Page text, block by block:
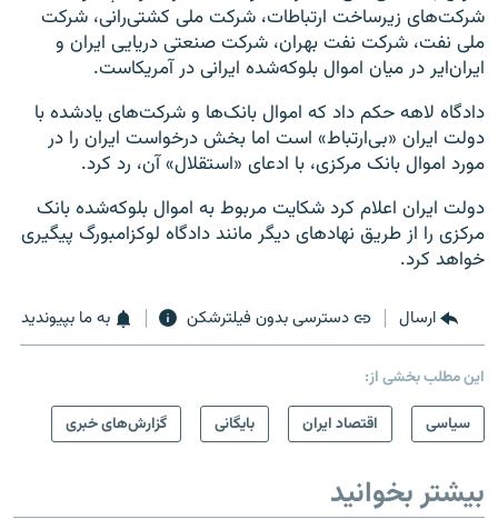
شرکت‌های زیرساخت ارتباطات، شرکت ملی کشتی‌رانی، شرکت
ملی نفت، شرکت نفت بهران، شرکت صنعتی دریایی ایران و
ایران‌ایر در میان اموال بلوکه‌شده ایرانی در آمریکاست.
دادگاه لاهه حکم داد که اموال بانک‌ها و شرکت‌های یادشده با
دولت ایران «بی‌ارتباط» است اما بخش درخواست ایران را در
مورد اموال بانک مرکزی، با ادعای «استقلال» آن، رد کرد.
دولت ایران اعلام کرد شکایت مربوط به اموال بلوکه‌شده بانک
مرکزی را از طریق نهادهای دیگر مانند دادگاه لوکزامبورگ پیگیری
خواهد کرد.
ارسال دسترسی بدون فیلترشکن به ما بپیوندید
این مطلب بخشی از:
سیاسی
اقتصاد ایران بایگانی گزارش‌های خبری
بیشتر بخوانید